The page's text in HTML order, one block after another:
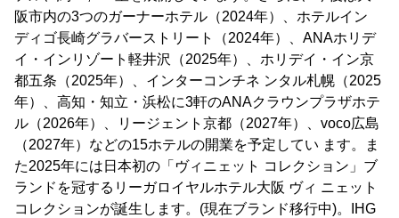
阪市内の3つのガーナーホテル（2024年）、ホテルイン
ディゴ⻑崎グラバーストリート（2024年）、ANAホリデ
イ・インリゾート軽井沢（2025年）、ホリデイ・イン京
都五条（2025年）、インターコンチネ ンタル札幌（2025
年）、高知・知立・浜松に3軒のANAクラウンプラザホテ
ル（2026年）、リージェント京都（2027年）、voco広島
（2027年）などの15ホテルの開業を予定してい ます。ま
た2025年には日本初の「ヴィニェット コレクション」ブ
ランドを冠するリーガロイヤルホテル大阪 ヴィ ニェット
コレクションが誕生します。(現在ブランド移行中)。IHG